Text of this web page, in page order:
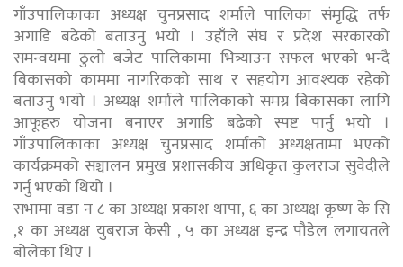
गाँउपालिकाका अध्यक्ष चुनप्रसाद शर्माले पालिका संमृद्धि तर्फ
अगाडि बढेको बताउनु भयो । उहाँले संघ र प्रदेश सरकारको
समन्वयमा ठुलो बजेट पालिकामा भित्र्याउन सफल भएको भन्दै
बिकासको काममा नागरिकको साथ र सहयोग आवश्यक रहेको
बताउनु भयो । अध्यक्ष शर्माले पालिकाको समग्र बिकासका लागि
आफूहरु योजना बनाएर अगाडि बढेको स्पष्ट पार्नु भयो ।
गाँउपालिकाका अध्यक्ष चुनप्रसाद शर्माको अध्यक्षतामा भएको
कार्यक्रमको सञ्चालन प्रमुख प्रशासकीय अधिकृत कुलराज सुवेदीले
गर्नु भएको थियो ।
सभामा वडा न ८ का अध्यक्ष प्रकाश थापा, ६ का अध्यक्ष कृष्ण के सि
,१ का अध्यक्ष युबराज केसी , ५ का अध्यक्ष इन्द्र पौडेल लगायतले
बोलेका थिए ।